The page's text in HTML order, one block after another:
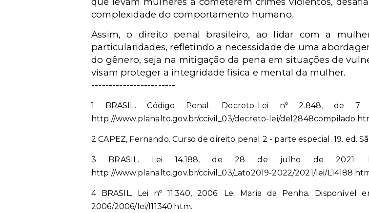
complexidade do comportamento humano.
Assim, o direito penal brasileiro, ao lidar com a
particularidades, refletindo a necessidade de uma
do gênero, seja na mitigação da pena em situações de
visam proteger a integridade física e mental da mulher.
------------------------
1 BRASIL. Código Penal. Decreto-Lei nº 2.848, de
http://www.planalto.gov.br/ccivil_03/decreto-lei/
2 CAPEZ, Fernando. Curso de direito penal 2 - parte especial. 19. ed.
3 BRASIL. Lei 14.188, de 28 de julho de 2021.
http://www.planalto.gov.br/ccivil_03/_ato2019-2022/2021/lei/
4 BRASIL. Lei nº 11.340, 2006. Lei Maria da Penha. Disponível
2006/2006/lei/l11340.htm.